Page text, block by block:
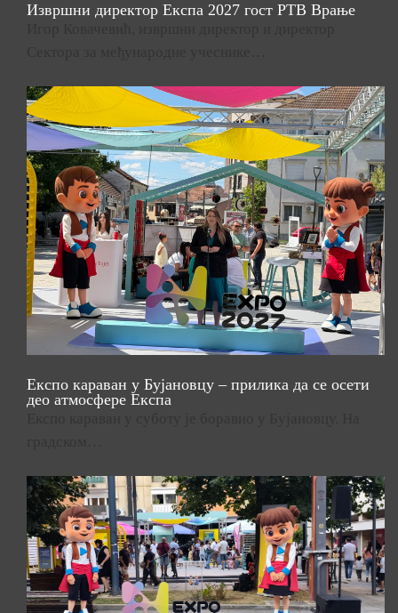
Извршни директор Експа 2027 гост РТВ Врање
Експо караван у Бујановцу – прилика да се осети
део атмосфере Експа